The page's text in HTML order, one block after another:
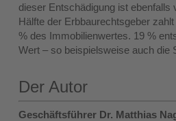
dieser Entschädigung ist ebenfalls
Hälfte der Erbbaurechtsgeber
% des Immobilienwertes. 19 %
Wert – so beispielsweise auch die
Der Autor
Geschäftsführer Dr. Matthias